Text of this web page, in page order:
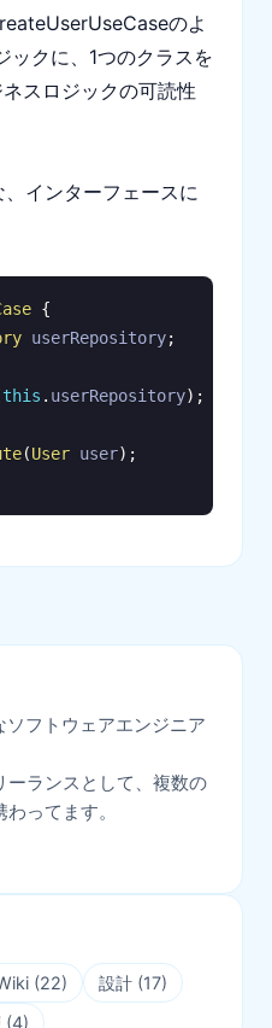
のよ
ックに、1つのクラスを
スロジックの可読性
インターフェースに
{
userRepository;
this . userRepository) ;
(User user) ;
フトウェアエンジニア
ーランスとして、複数の
ってます。
(22) 設計 (17)
(4)